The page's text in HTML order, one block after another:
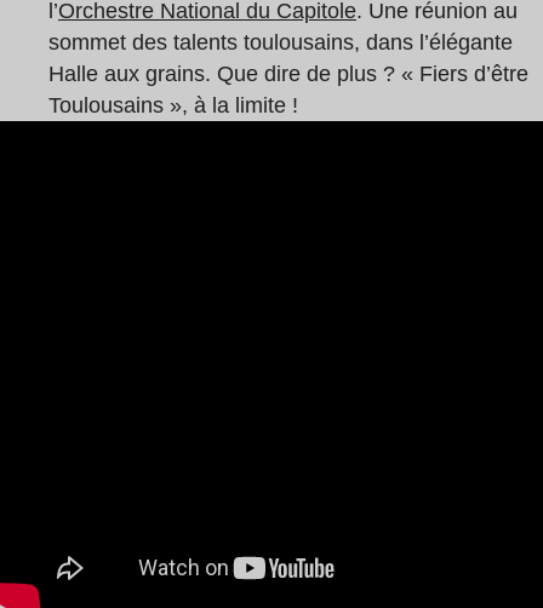
l’Orchestre National du Capitole. Une réunion au
sommet des talents toulousains, dans l’élégante
Halle aux grains. Que dire de plus ? « Fiers d’être
Toulousains », à la limite !